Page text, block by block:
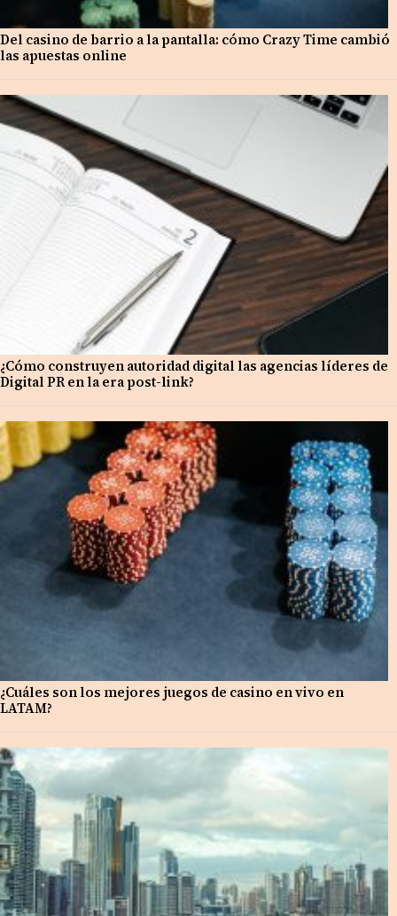
Del casino de barrio a la pantalla: cómo Crazy Time cambió
las apuestas online
¿Cómo construyen autoridad digital las agencias líderes de
Digital PR en la era post-link?
¿Cuáles son los mejores juegos de casino en vivo en
LATAM?